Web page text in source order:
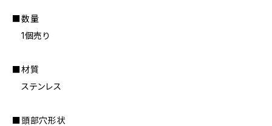
■数量
1個売り
■材質
ステンレス
■頭部穴形状